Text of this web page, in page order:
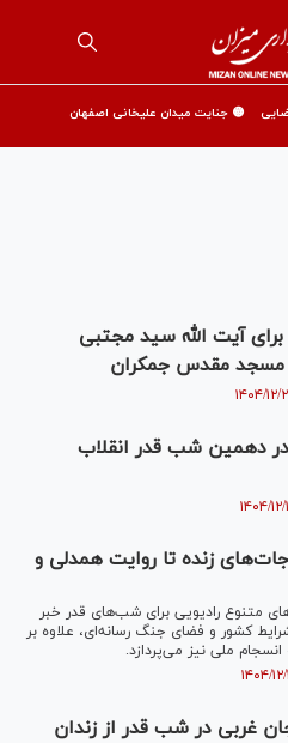
🟡 جنایت میدان علیخانی اصفهان
آیت الله سید مجتبی
مسجد مقدس جمکران
دهمین شب قدر انقلاب
زنده تا روایت همدلی و
متنوع رادیویی برای شب‌های قدر خبر
کشور و فضای جنگ رسانه‌ای، علاوه بر
ملی نیز می‌پردازد.
غربی در شب قدر از زندان